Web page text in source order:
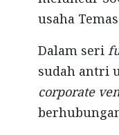
usaha
Dalam seri
sudah antri
corporate